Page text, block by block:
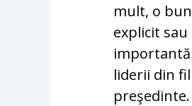
mult, o
explicit
liderii din